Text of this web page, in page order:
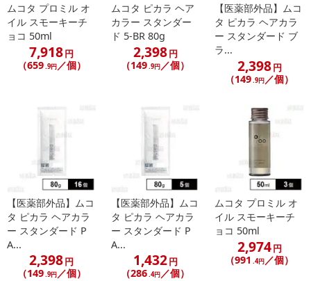
ムコタ プロミル オ
イル スモーキーチ
ョコ 50ml
7,918円
（659.9円／個）
ムコタ ピカラ ヘア
カラー スタンダー
ド 5-BR 80g
2,398円
（149.9円 ／個）
【医薬部外品】ムコ
タ ピカラ ヘアカラ
ー スタンダード ブ
ラ...
2,398円
（149.9円 ／個）
【医薬部外品】ムコ
タ ピカラ ヘアカラ
ー スタンダード P
A...
2,398円
（149.9円／個）
【医薬部外品】ムコ
タ ピカラ ヘアカラ
ー スタンダード P
A...
1,432円
（286.4円／個）
ムコタ プロミル オ
イル スモーキーチ
ョコ 50ml
2,974円
（991 .4円／個）